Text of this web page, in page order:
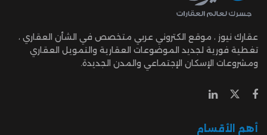
عقارك نيوز ، موقع الكتروني عربي متخصص في الشأن العقاري ،
تغطية فورية لجديد الموضوعات العقارية والتمويل العقاري
ومشروعات الإسكان الإجتماعي والمدن الجديدة.
أهم الأقسام